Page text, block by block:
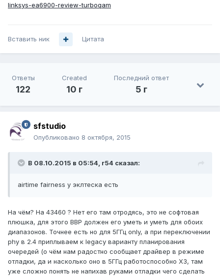
linksys-ea6900-review-turboqam
Вставить ник Цитата
Ответы
122
Created
10 г
Последний ответ
5 г
sfstudio
Опубликовано 8 октября, 2015
В 08.10.2015 в 05:54, r54 сказал:
airtime fairness у эклтеска есть
На чём? На 43460 ? Нет его там отродясь, это не софтовая
плюшка, для этого BBP должен его уметь и уметь для обоих
диапазонов. Точнее есть но для 5ГГц only, а при переключении
phy в 2.4 приплываем к legacy варианту планирования
очередей (о чём нам радостно сообщает драйвер в режиме
отладки, да и насколько оно в 5ГГц работоспособно ХЗ, там
уже сложно понять не напихав руками отладки чего сделать